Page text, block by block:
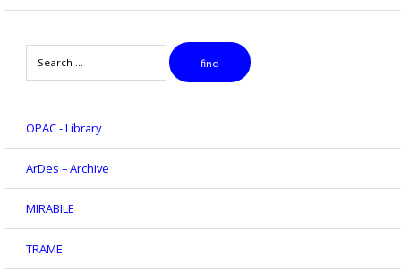
find
OPAC - Library
ArDes – Archive
MIRABILE
TRAME